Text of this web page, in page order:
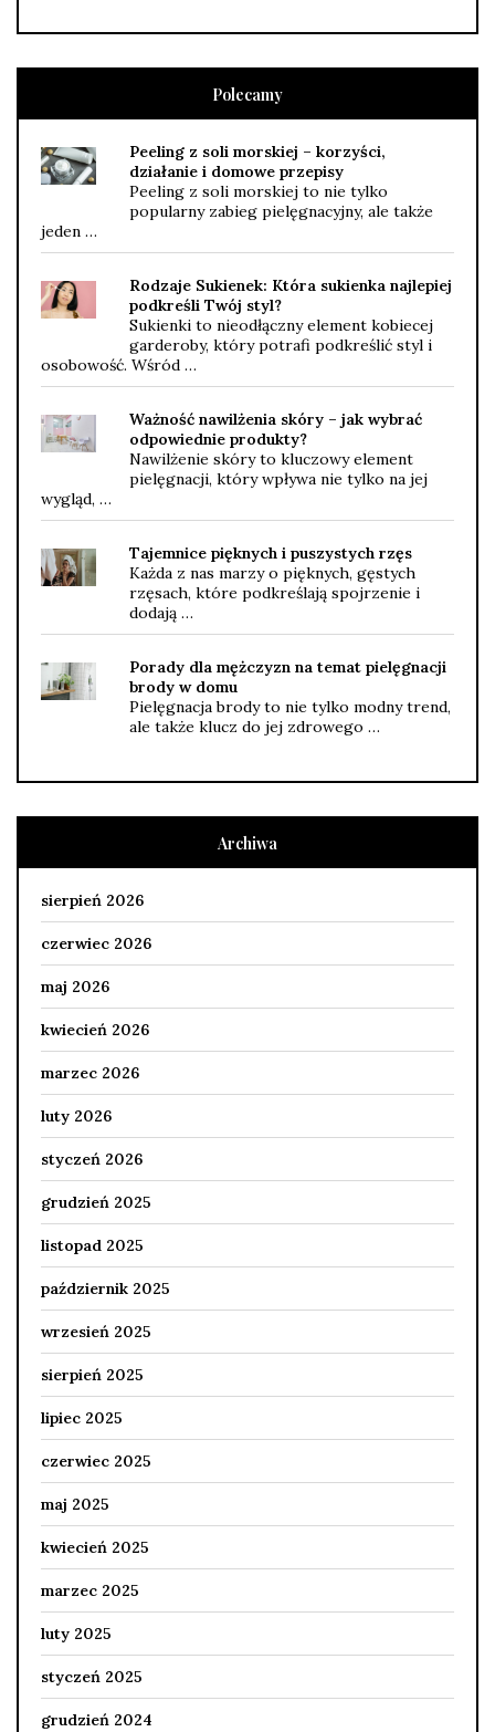
Polecamy
Peeling z soli morskiej – korzyści,
działanie i domowe przepisy
Peeling z soli morskiej to nie tylko
popularny zabieg pielęgnacyjny, ale także
jeden …
Rodzaje Sukienek: Która sukienka najlepiej
podkreśli Twój styl?
Sukienki to nieodłączny element kobiecej
garderoby, który potrafi podkreślić styl i
osobowość. Wśród …
Ważność nawilżenia skóry – jak wybrać
odpowiednie produkty?
Nawilżenie skóry to kluczowy element
pielęgnacji, który wpływa nie tylko na jej
wygląd, …
Tajemnice pięknych i puszystych rzęs
Każda z nas marzy o pięknych, gęstych
rzęsach, które podkreślają spojrzenie i
dodają …
Porady dla mężczyzn na temat pielęgnacji
brody w domu
Pielęgnacja brody to nie tylko modny trend,
ale także klucz do jej zdrowego …
Archiwa
sierpień 2026
czerwiec 2026
maj 2026
kwiecień 2026
marzec 2026
luty 2026
styczeń 2026
grudzień 2025
listopad 2025
październik 2025
wrzesień 2025
sierpień 2025
lipiec 2025
czerwiec 2025
maj 2025
kwiecień 2025
marzec 2025
luty 2025
styczeń 2025
grudzień 2024